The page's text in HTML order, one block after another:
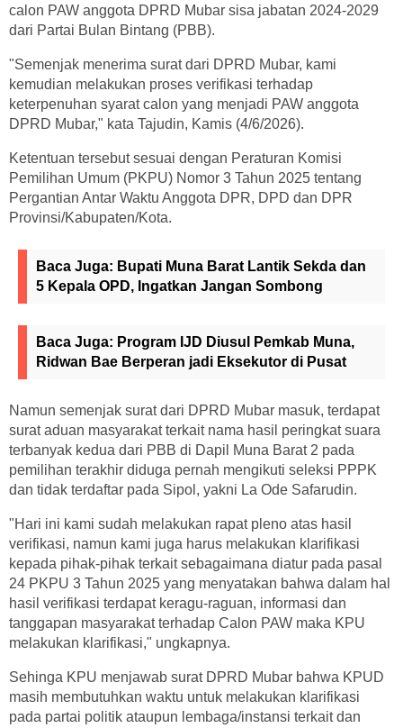
calon PAW anggota DPRD Mubar sisa jabatan 2024-2029
dari Partai Bulan Bintang (PBB).
"Semenjak menerima surat dari DPRD Mubar, kami
kemudian melakukan proses verifikasi terhadap
keterpenuhan syarat calon yang menjadi PAW anggota
DPRD Mubar," kata Tajudin, Kamis (4/6/2026).
Ketentuan tersebut sesuai dengan Peraturan Komisi
Pemilihan Umum (PKPU) Nomor 3 Tahun 2025 tentang
Pergantian Antar Waktu Anggota DPR, DPD dan DPR
Provinsi/Kabupaten/Kota.
Baca Juga: Bupati Muna Barat Lantik Sekda dan
5 Kepala OPD, Ingatkan Jangan Sombong
Baca Juga: Program IJD Diusul Pemkab Muna,
Ridwan Bae Berperan jadi Eksekutor di Pusat
Namun semenjak surat dari DPRD Mubar masuk, terdapat
surat aduan masyarakat terkait nama hasil peringkat suara
terbanyak kedua dari PBB di Dapil Muna Barat 2 pada
pemilihan terakhir diduga pernah mengikuti seleksi PPPK
dan tidak terdaftar pada Sipol, yakni La Ode Safarudin.
"Hari ini kami sudah melakukan rapat pleno atas hasil
verifikasi, namun kami juga harus melakukan klarifikasi
kepada pihak-pihak terkait sebagaimana diatur pada pasal
24 PKPU 3 Tahun 2025 yang menyatakan bahwa dalam hal
hasil verifikasi terdapat keragu-raguan, informasi dan
tanggapan masyarakat terhadap Calon PAW maka KPU
melakukan klarifikasi," ungkapnya.
Sehinga KPU menjawab surat DPRD Mubar bahwa KPUD
masih membutuhkan waktu untuk melakukan klarifikasi
pada partai politik ataupun lembaga/instansi terkait dan